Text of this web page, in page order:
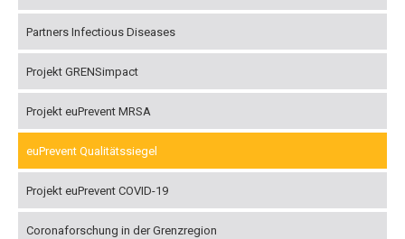
Partners Infectious Diseases
Projekt GRENSimpact
Projekt euPrevent MRSA
euPrevent Qualitätssiegel
Projekt euPrevent COVID-19
Coronaforschung in der Grenzregion